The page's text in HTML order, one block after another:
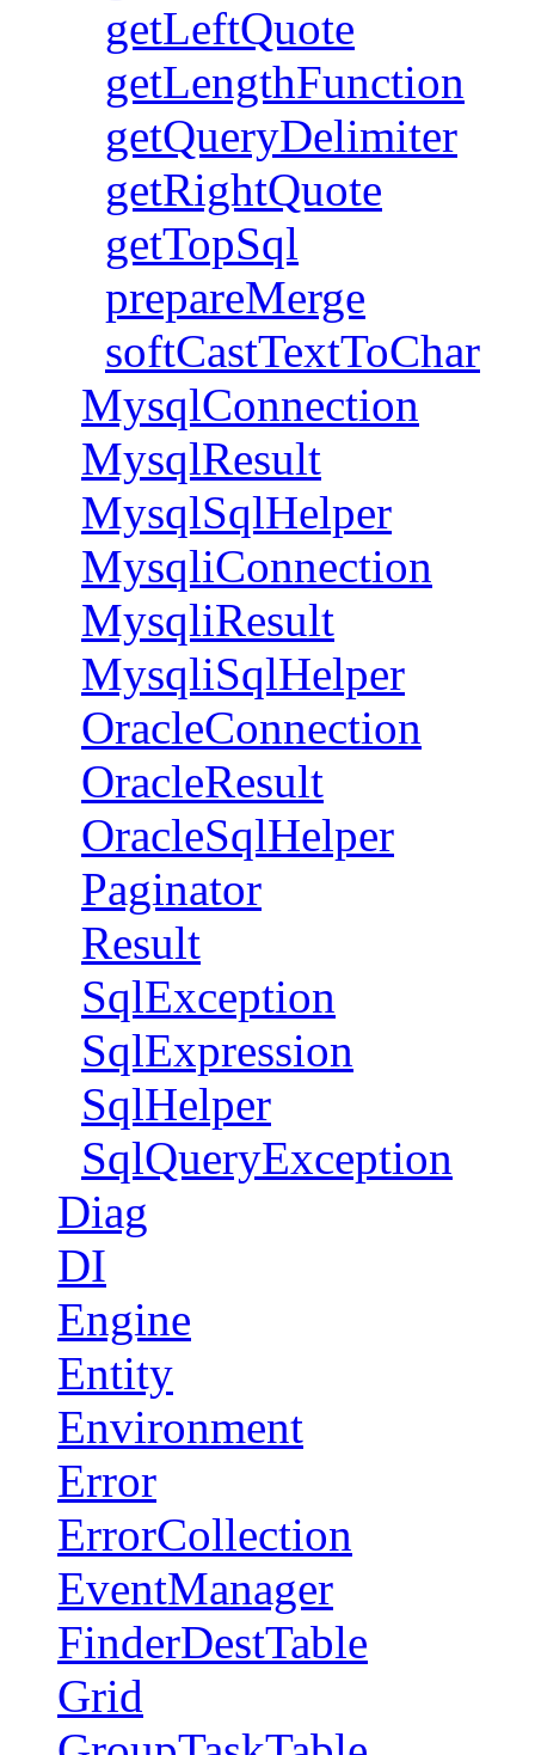
getLeftQuote
getLengthFunction
getQueryDelimiter
getRightQuote
getTopSql
prepareMerge
softCastTextToChar
MysqlConnection
MysqlResult
MysqlSqlHelper
MysqliConnection
MysqliResult
MysqliSqlHelper
OracleConnection
OracleResult
OracleSqlHelper
Paginator
Result
SqlException
SqlExpression
SqlHelper
SqlQueryException
Diag
DI
Engine
Entity
Environment
Error
ErrorCollection
EventManager
FinderDestTable
Grid